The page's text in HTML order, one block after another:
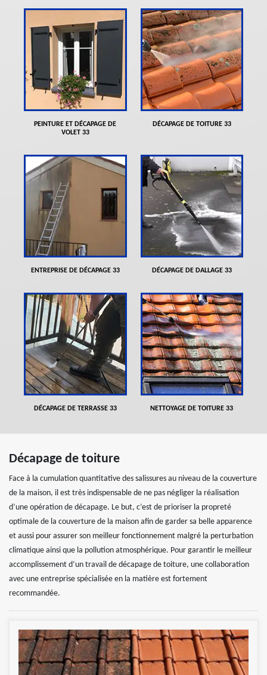
PEINTURE ET DÉCAPAGE DE
VOLET 33
DÉCAPAGE DE TOITURE 33
ENTREPRISE DE DÉCAPAGE 33 DÉCAPAGE DE DALLAGE 33
DÉCAPAGE DE TERRASSE 33 NETTOYAGE DE TOITURE 33
Décapage de toiture
Face à la cumulation quantitative des salissures au niveau de la couverture
de la maison, il est très indispensable de ne pas négliger la réalisation
d’une opération de décapage. Le but, c’est de prioriser la propreté
optimale de la couverture de la maison afin de garder sa belle apparence
et aussi pour assurer son meilleur fonctionnement malgré la perturbation
climatique ainsi que la pollution atmosphérique. Pour garantir le meilleur
accomplissement d’un travail de décapage de toiture, une collaboration
avec une entreprise spécialisée en la matière est fortement
recommandée.